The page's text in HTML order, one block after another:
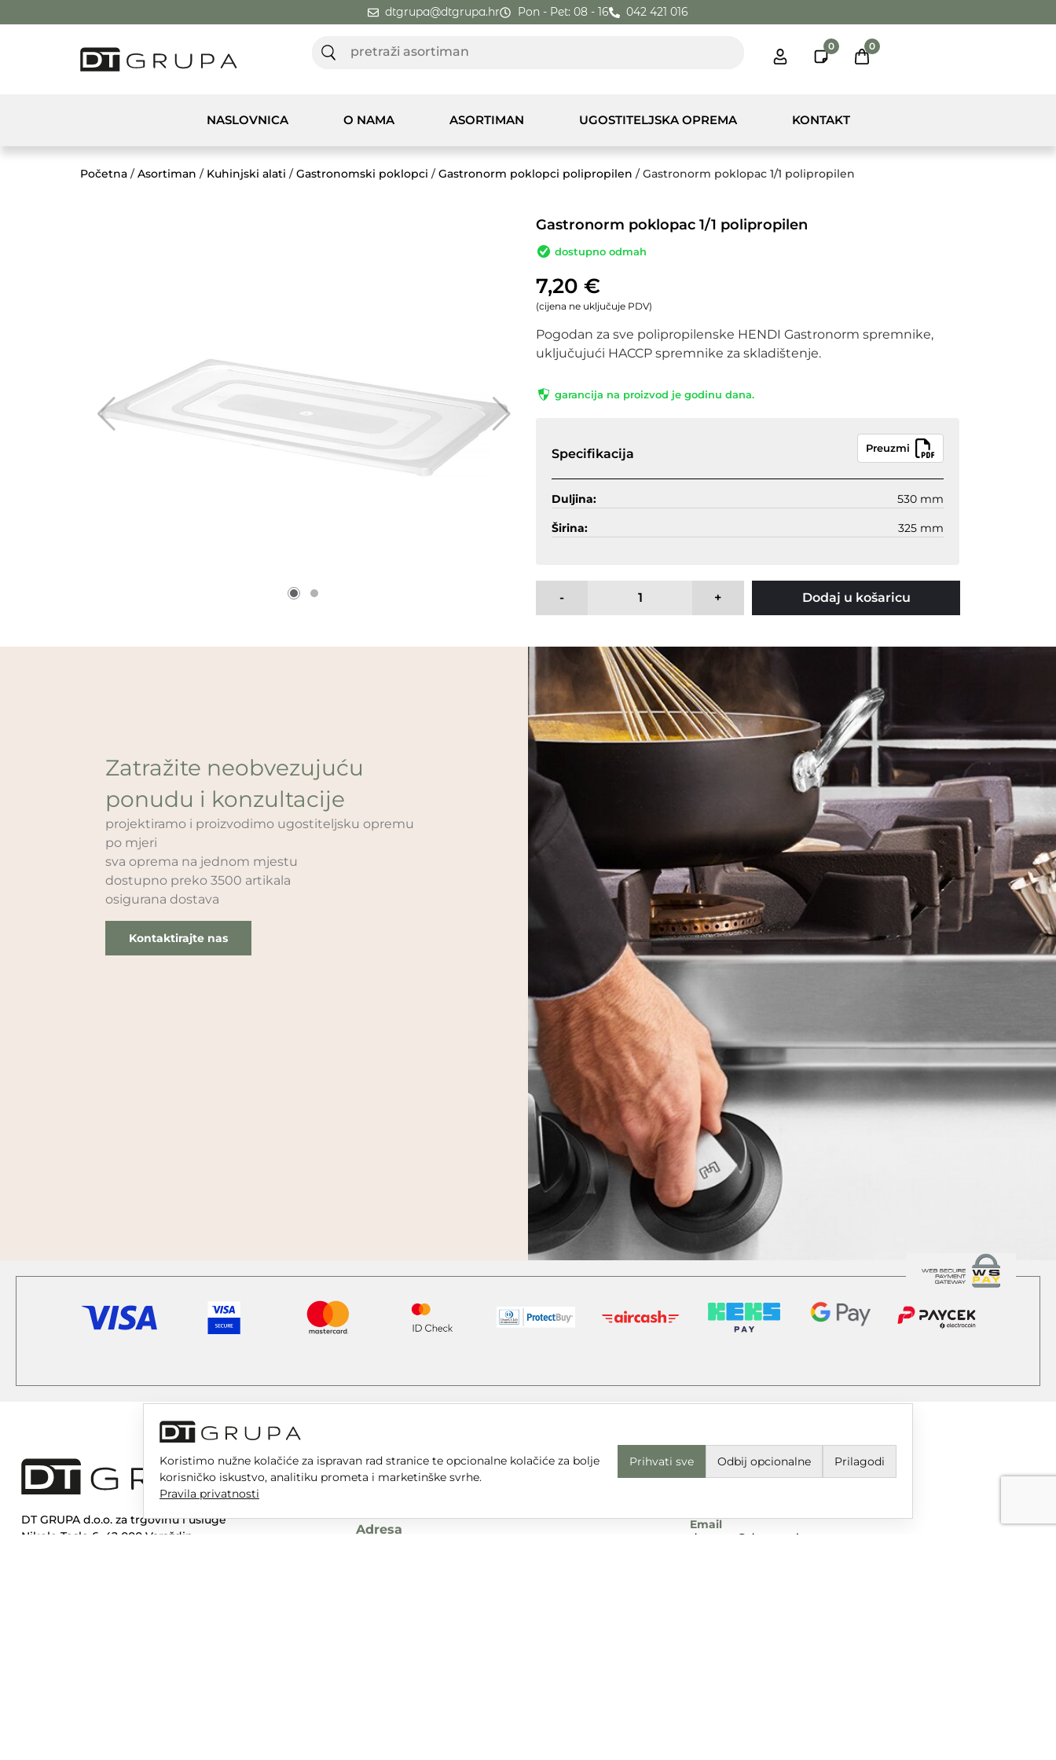
dtgrupa@dtgrupa.hr Pon - Pet: 08 - 16 042 421 016
0 0
NASLOVNICA O NAMA ASORTIMAN UGOSTITELJSKA OPREMA KONTAKT
Početna /Asortiman / Kuhinjski alati /Gastronomski poklopci /Gastronorm poklopci polipropilen / Gastronorm poklopac 1/1 polipropilen
Gastronorm poklopac 1/1 polipropilen
dostupno odmah
7,20 €
(cijena ne uključuje PDV)
Pogodan za sve polipropilenske HENDI Gastronorm spremnike,
uključujući HACCP spremnike za skladištenje.
garancija na proizvod je godinu dana.
Specifikacija Preuzmi
Duljina: 530 mm
Širina: 325 mm
- + Dodaj u košaricu
Zatražite neobvezujuću
ponudu i konzultacije
projektiramo i proizvodimo ugostiteljsku opremu
po mjeri
sva oprema na jednom mjestu
dostupno preko 3500 artikala
osigurana dostava
Kontaktirajte nas
DT GRUPA d.o.o. za trgovinu i usluge
Nikole Tesle 6, 42 000 Varaždin
Radno vrijeme
Pon - Pet: 08 - 16
Adresa
Uvjeti korištenja i odredbe
Email
dtgrupa@dtgrupa.hr
Koristimo nužne kolačiće za ispravan rad stranice te opcionalne kolačiće za bolje
korisničko iskustvo, analitiku prometa i marketinške svrhe.
Pravila privatnosti
Prihvati sve Odbij opcionalne Prilagodi